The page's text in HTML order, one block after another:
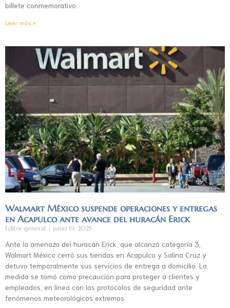
billete conmemorativo.
Leer más »
Walmart México suspende operaciones y entregas
en Acapulco ante avance del huracán Erick
Editor general junio 19, 2025
Ante la amenaza del huracán Erick, que alcanzó categoría 3,
Walmart México cerró sus tiendas en Acapulco y Salina Cruz y
detuvo temporalmente sus servicios de entrega a domicilio. La
medida se tomó como precaución para proteger a clientes y
empleados, en línea con los protocolos de seguridad ante
fenómenos meteorológicos extremos.